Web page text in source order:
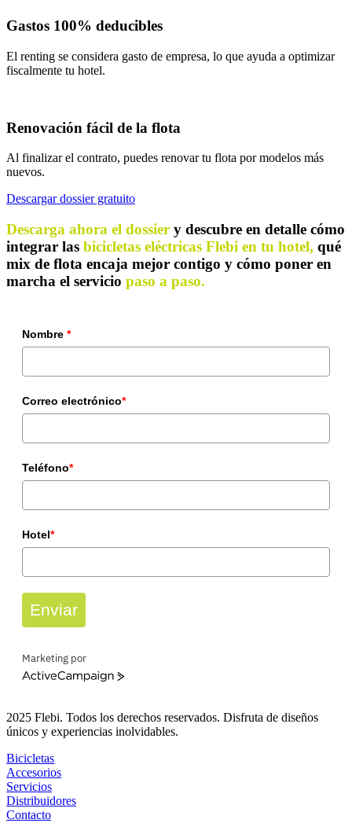
Gastos 100% deducibles
El renting se considera gasto de empresa, lo que ayuda a optimizar
fiscalmente tu hotel.
Renovación fácil de la flota
Al finalizar el contrato, puedes renovar tu flota por modelos más
nuevos.
Descargar dossier gratuito
Descarga ahora el dossier y descubre en detalle cómo
integrar las bicicletas eléctricas Flebi en tu hotel, qué
mix de flota encaja mejor contigo y cómo poner en
marcha el servicio paso a paso.
Nombre *
Correo electrónico*
Teléfono*
Hotel*
Enviar
Marketing por
ActiveCampaign
2025 Flebi. Todos los derechos reservados. Disfruta de diseños
únicos y experiencias inolvidables.
Bicicletas
Accesorios
Servicios
Distribuidores
Contacto